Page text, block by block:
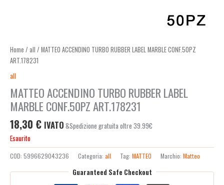
Home / all / MATTEO ACCENDINO TURBO RUBBER LABEL MARBLE CONF.50PZ
ART.178231
all
MATTEO ACCENDINO TURBO RUBBER LABEL
MARBLE CONF.50PZ ART.178231
18,30 € IVATO &Spedizione gratuita oltre 39.99€
Esaurito
COD: 5996629043236 Categoria: all Tag: MATTEO Marchio: Matteo
Guaranteed Safe Checkout